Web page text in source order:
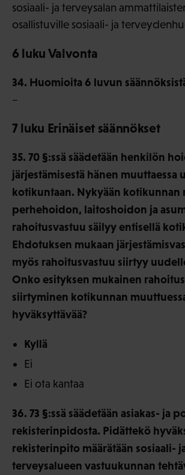
sosiaali- ja terveysalan
osallistuville sosiaali- ja
6 luku Valvonta
34. Huomioita 6 luvun
–
7 luku Erinäiset säännökset
35. 70 §:ssä säädetään henkilön
järjestämisestä hänen muuttaessa
kotikuntaan. Nykyään kotikunnan
perhehoidon, laitoshoidon ja
rahoitusvastuu säilyy entisellä
Ehdotuksen mukaan
myös rahoitusvastuu siirtyy
Onko esityksen mukainen
siirtyminen kotikunnan
hyväksyttävää?
Kyllä
Ei
Ei ota kantaa
36. 73 §:ssä säädetään asiakas- ja
rekisterinpidosta. Pidättekö
rekisterinpito määrätään sosiaali-
terveysalueen vastuukunnan